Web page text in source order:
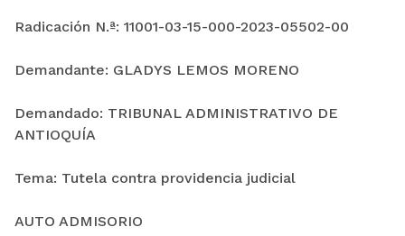
Radicación N.ª: 11001-03-15-000-2023-05502-00
Demandante: GLADYS LEMOS MORENO
Demandado: TRIBUNAL ADMINISTRATIVO DE
ANTIOQUÍA
Tema: Tutela contra providencia judicial
AUTO ADMISORIO